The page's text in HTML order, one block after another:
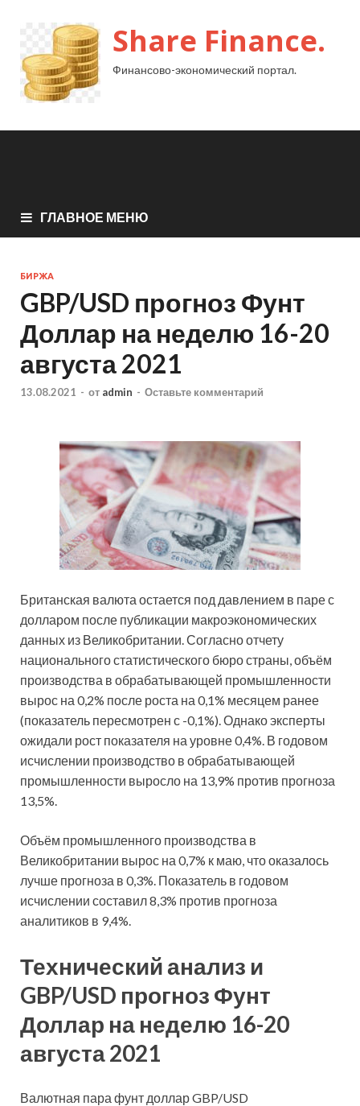
Share Finance.
Финансово-экономический портал.
ГЛАВНОЕ МЕНЮ
БИРЖА
GBP/USD прогноз Фунт
Доллар на неделю 16-20
августа 2021
13.08.2021 - от admin - Оставьте комментарий
Британская валюта остается под давлением в паре с
долларом после публикации макроэкономических
данных из Великобритании. Согласно отчету
национального статистического бюро страны, объём
производства в обрабатывающей промышленности
вырос на 0,2% после роста на 0,1% месяцем ранее
(показатель пересмотрен с -0,1%). Однако эксперты
ожидали рост показателя на уровне 0,4%. В годовом
исчислении производство в обрабатывающей
промышленности выросло на 13,9% против прогноза
13,5%.
Объём промышленного производства в
Великобритании вырос на 0,7% к маю, что оказалось
лучше прогноза в 0,3%. Показатель в годовом
исчислении составил 8,3% против прогноза
аналитиков в 9,4%.
Технический анализ и
GBP/USD прогноз Фунт
Доллар на неделю 16-20
августа 2021
Валютная пара фунт доллар GBP/USD